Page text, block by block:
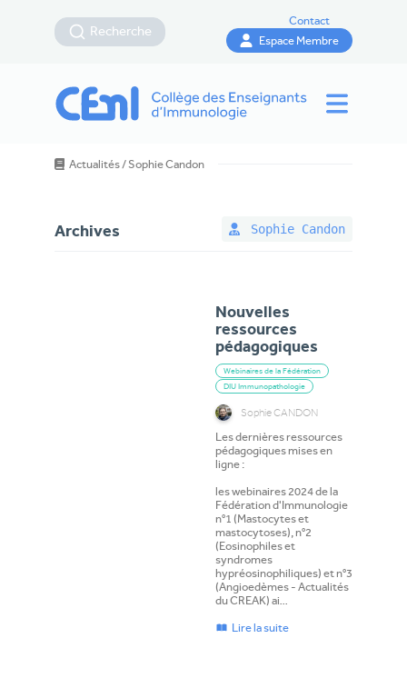
Recherche
Contact
Espace Membre
Actualités/Sophie Candon
Archives Sophie Candon
Nouvelles
ressources
pédagogiques
Webinaires de la Fédération
DIU Immunopathologie
Sophie CANDON
Les dernières ressources
pédagogiques mises en
ligne :
les webinaires 2024 de la
Fédération d'Immunologie
n°1 (Mastocytes et
mastocytoses), n°2
(Eosinophiles et
syndromes
hypréosinophiliques) et n°3
(Angioedèmes - Actualités
du CREAK) ai…
Lire la suite